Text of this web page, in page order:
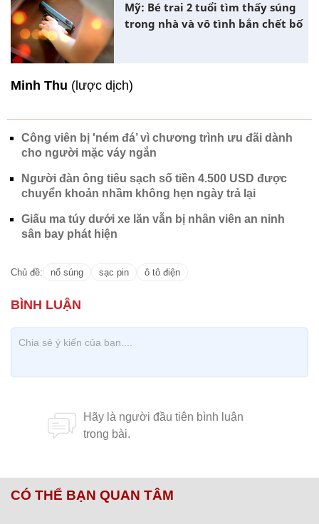
Mỹ: Bé trai 2 tuổi tìm thấy súng
trong nhà và vô tình bắn chết bố
Minh Thu (lược dịch)
Công viên bị 'ném đá’ vì chương trình ưu đãi dành
cho người mặc váy ngắn
Người đàn ông tiêu sạch số tiền 4.500 USD được
chuyển khoản nhầm không hẹn ngày trả lại
Giấu ma túy dưới xe lăn vẫn bị nhân viên an ninh
sân bay phát hiện
Chủ đề: nổ súng sạc pin ô tô điện
CÓ THỂ BẠN QUAN TÂM